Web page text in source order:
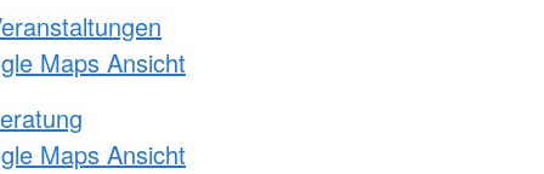
Maps Ansicht
Maps Ansicht